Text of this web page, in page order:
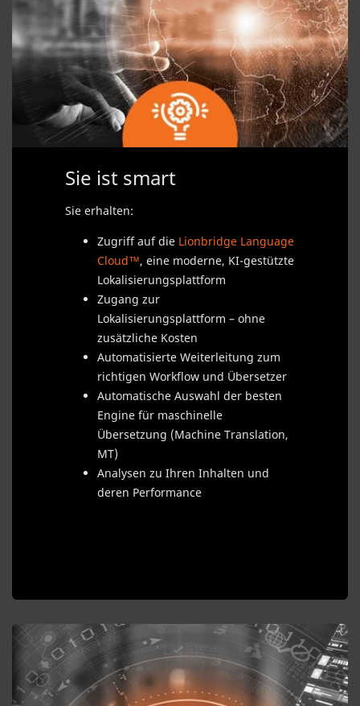
Sie ist smart
Sie erhalten:
Zugriff auf die Lionbridge Language
Cloud™, eine moderne, KI-gestützte
Lokalisierungsplattform
Zugang zur
Lokalisierungsplattform – ohne
zusätzliche Kosten
Automatisierte Weiterleitung zum
richtigen Workflow und Übersetzer
Automatische Auswahl der besten
Engine für maschinelle
Übersetzung (Machine Translation,
MT)
Analysen zu Ihren Inhalten und
deren Performance